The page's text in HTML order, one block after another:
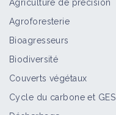
Agriculture de précision
Agroforesterie
Bioagresseurs
Biodiversité
Couverts végétaux
Cycle du carbone et GES